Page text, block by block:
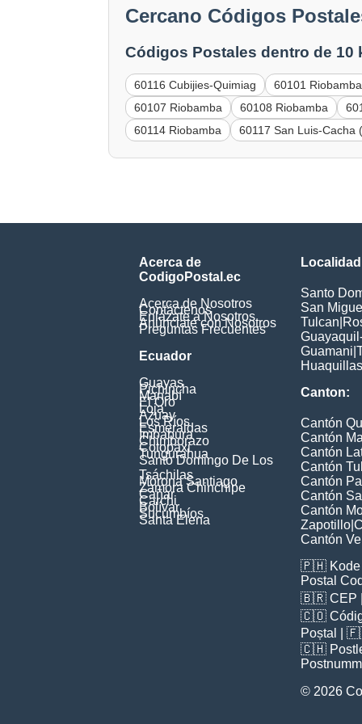
Cercano Códigos
Códigos Postales dentro de 10
60116 Cubijies-Quimiag
60101 Riobamba
60107 Riobamba
60108 Riobamba
60114 Riobamba
60117 San Luis-Cacha
Acerca de
CodigoPostal.ec
Acerca de Nosotros
Contáctenos
Enlázate a Nosotros
Anúnciate con Nosotros
Preguntas Frecuentes
Ecuador
Guayas
Pichincha
Manabí
El Oro
Loja
Azuay
Los Ríos
Esmeraldas
Imbabura
Chimborazo
Cotopaxi
Tungurahua
Santo Domingo De Los
Tsáchilas
Morona Santiago
Zamora Chinchipe
Cañar
Carchi
Bolívar
Sucumbíos
Santa Elena
Santo
San
Tulcan
Guamani
Huaquillas
Canton:
Cantón
Cantón
Cantón
Cantón
Cantón
Cantón
Cantón
Zapotillo
Cantón
🇵🇭
Postal
🇧🇷 CEP
🇨🇴
Poștal
|
🇨🇭
© 2026